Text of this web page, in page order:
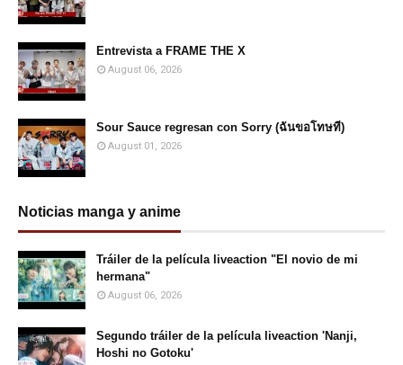
Entrevista a FRAME THE X
August 06, 2026
Sour Sauce regresan con Sorry (ฉันขอโทษที)
August 01, 2026
Noticias manga y anime
Tráiler de la película liveaction "El novio de mi
hermana"
August 06, 2026
Segundo tráiler de la película liveaction 'Nanji,
Hoshi no Gotoku'